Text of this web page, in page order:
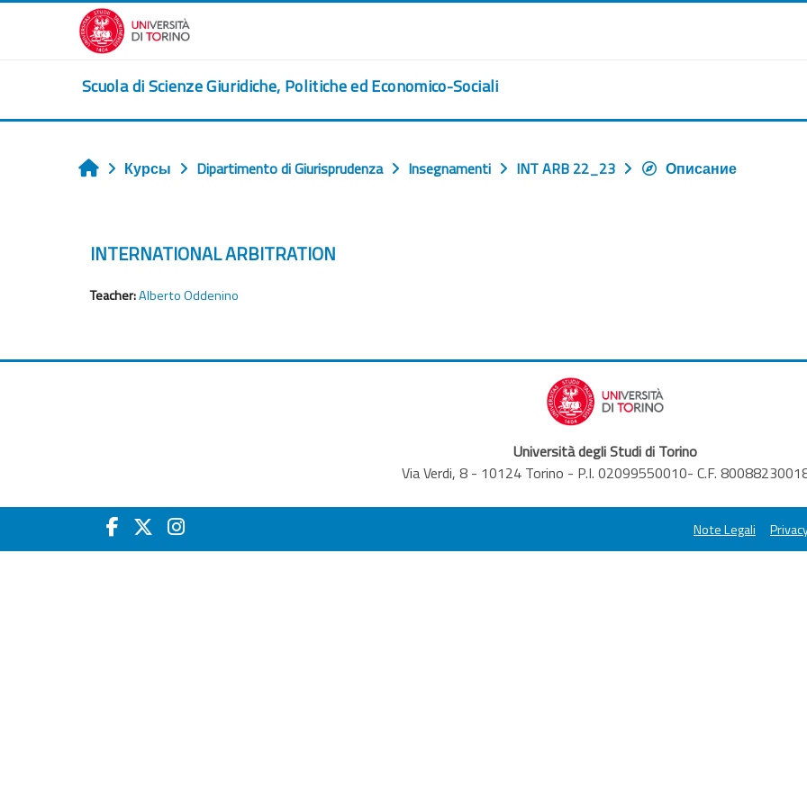
Перейти к основному содержанию
Scuola di Scienze Giuridiche, Politiche ed Economico-Sociali
Главная
Курсы Dipartimento di Giurisprudenza Insegnamenti INT ARB 22_23 Описание
INTERNATIONAL ARBITRATION
Teacher:Alberto Oddenino
Università degli Studi di Torino
Via Verdi, 8 - 10124 Torino - P.I. 02099550010- C.F.
Note Legali